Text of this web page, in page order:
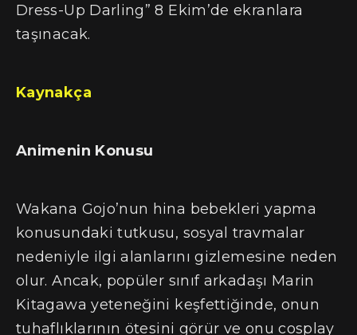
Dress-Up Darling” 8 Ekim’de ekranlara
taşınacak.
Kaynakça
Animenin Konusu
Wakana Gojo’nun hina bebekleri yapma
konusundaki tutkusu, sosyal travmalar
nedeniyle ilgi alanlarını gizlemesine neden
olur. Ancak, popüler sınıf arkadaşı Marin
Kitagawa yeteneğini keşfettiğinde, onun
tuhaflıklarının ötesini görür ve onu cosplay